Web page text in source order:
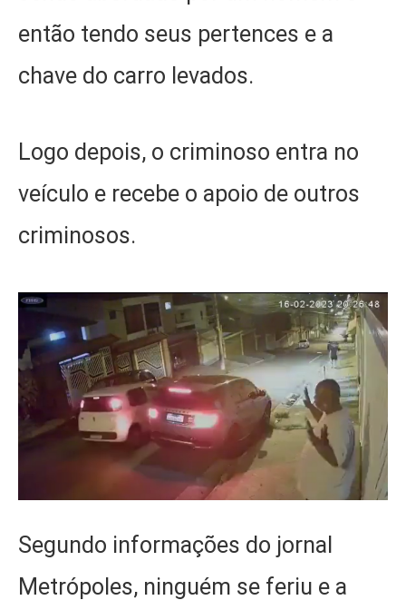
então tendo seus pertences e a
chave do carro levados.
Logo depois, o criminoso entra no
veículo e recebe o apoio de outros
criminosos.
Segundo informações do jornal
Metrópoles, ninguém se feriu e a